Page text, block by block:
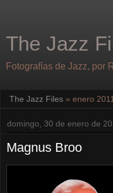
The Jazz
Fotografías de Jazz, por
The Jazz Files » enero 2011
domingo, 30 de enero de
Magnus Broo